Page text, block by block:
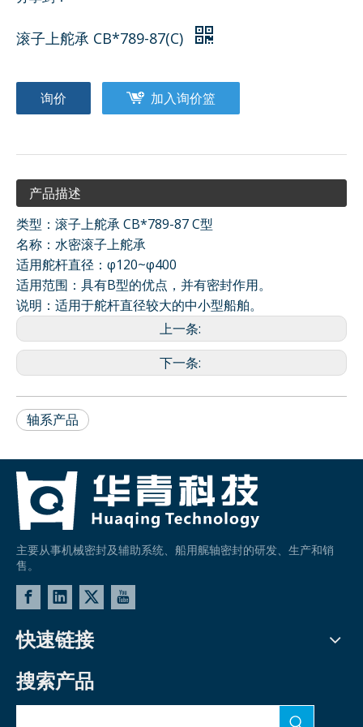
滚子上舵承 CB*789-87(C)
询价 加入询价篮
产品描述
类型：滚子上舵承 CB*789-87 C型
名称：水密滚子上舵承
适用舵杆直径：φ120~φ400
适用范围：具有B型的优点，并有密封作用。
说明：适用于舵杆直径较大的中小型船舶。
上一条:
下一条:
轴系产品
主要从事机械密封及辅助系统、船用艉轴密封的研发、生产和销
售。
快速链接
搜索产品